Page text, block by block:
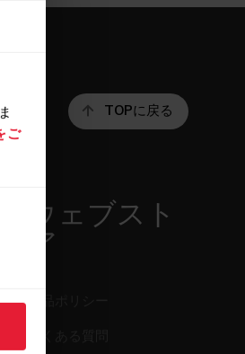
ご
TOPに戻る
ウェブスト
ア